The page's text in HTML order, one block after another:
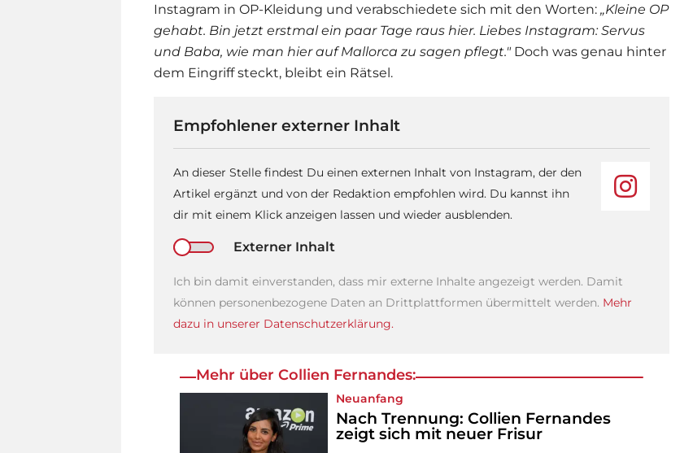
Instagram in OP-Kleidung und verabschiedete sich mit den Worten: „Kleine OP
gehabt. Bin jetzt erstmal ein paar Tage raus hier. Liebes Instagram: Servus
und Baba, wie man hier auf Mallorca zu sagen pflegt." Doch was genau hinter
dem Eingriff steckt, bleibt ein Rätsel.
Empfohlener externer Inhalt
An dieser Stelle findest Du einen externen Inhalt von Instagram, der den
Artikel ergänzt und von der Redaktion empfohlen wird. Du kannst ihn
dir mit einem Klick anzeigen lassen und wieder ausblenden.
Externer Inhalt
Ich bin damit einverstanden, dass mir externe Inhalte angezeigt werden. Damit
können personenbezogene Daten an Drittplattformen übermittelt werden. Mehr
dazu in unserer Datenschutzerklärung.
Mehr über Collien Fernandes:
Neuanfang
Nach Trennung: Collien Fernandes
zeigt sich mit neuer Frisur